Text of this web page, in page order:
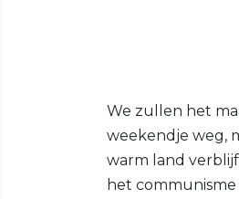
We zullen het
weekendje weg,
warm land
het